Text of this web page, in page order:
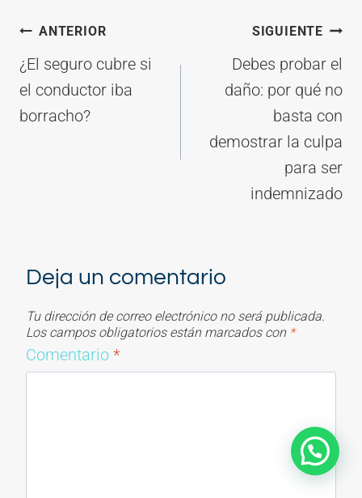
Navegación
de
entradas
ANTERIOR
¿El seguro cubre si
el conductor iba
borracho?
SIGUIENTE
Debes probar el
daño: por qué no
basta con
demostrar la culpa
para ser
indemnizado
Deja un comentario
Tu dirección de correo electrónico no será publicada.
Los campos obligatorios están marcados con *
Comentario *